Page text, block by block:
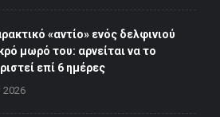
«αντίο» ενός δελφινιού
μωρό του: αρνείται να το
επί 6 ημέρες
2026